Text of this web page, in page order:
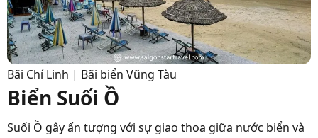
Bãi Chí Linh | Bãi biển Vũng Tàu
Biển Suối Ồ
Suối Ồ gây ấn tượng với sự giao thoa giữa nước biển và